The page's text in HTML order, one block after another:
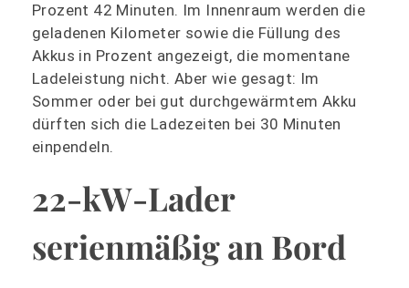
Prozent 42 Minuten. Im Innenraum werden die
geladenen Kilometer sowie die Füllung des
Akkus in Prozent angezeigt, die momentane
Ladeleistung nicht. Aber wie gesagt: Im
Sommer oder bei gut durchgewärmtem Akku
dürften sich die Ladezeiten bei 30 Minuten
einpendeln.
22-kW-Lader
serienmäßig an Bord